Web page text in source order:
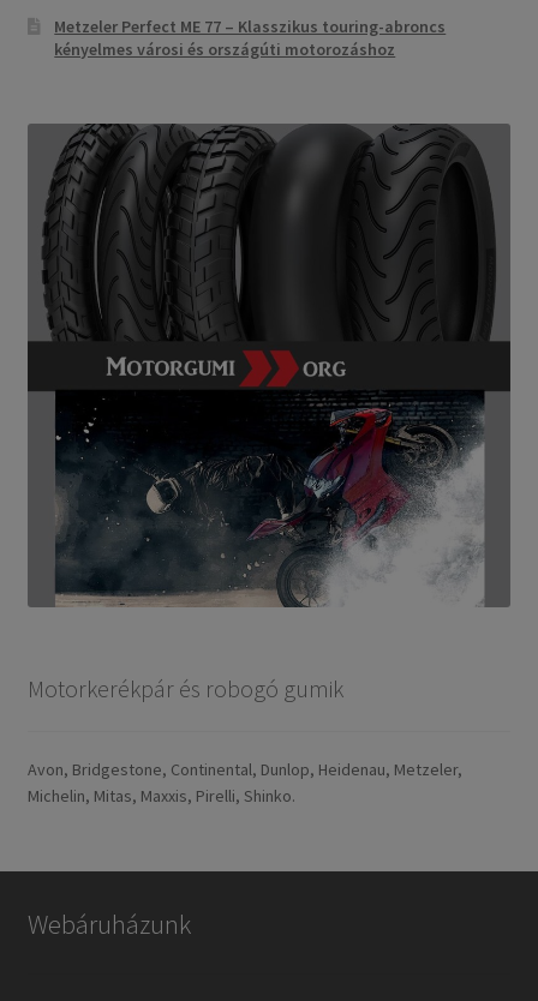
Metzeler Perfect ME 77 – Klasszikus touring-abroncs
kényelmes városi és országúti motorozáshoz
Motorkerékpár és robogó gumik
Avon, Bridgestone, Continental, Dunlop, Heidenau, Metzeler,
Michelin, Mitas, Maxxis, Pirelli, Shinko.
Webáruházunk